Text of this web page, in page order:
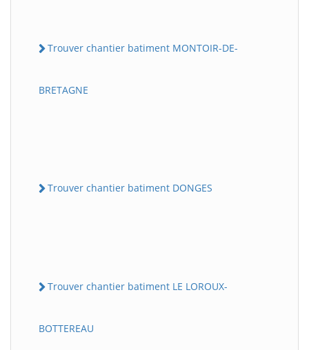
Trouver chantier batiment MONTOIR-DE-
BRETAGNE
Trouver chantier batiment DONGES
Trouver chantier batiment LE LOROUX-
BOTTEREAU